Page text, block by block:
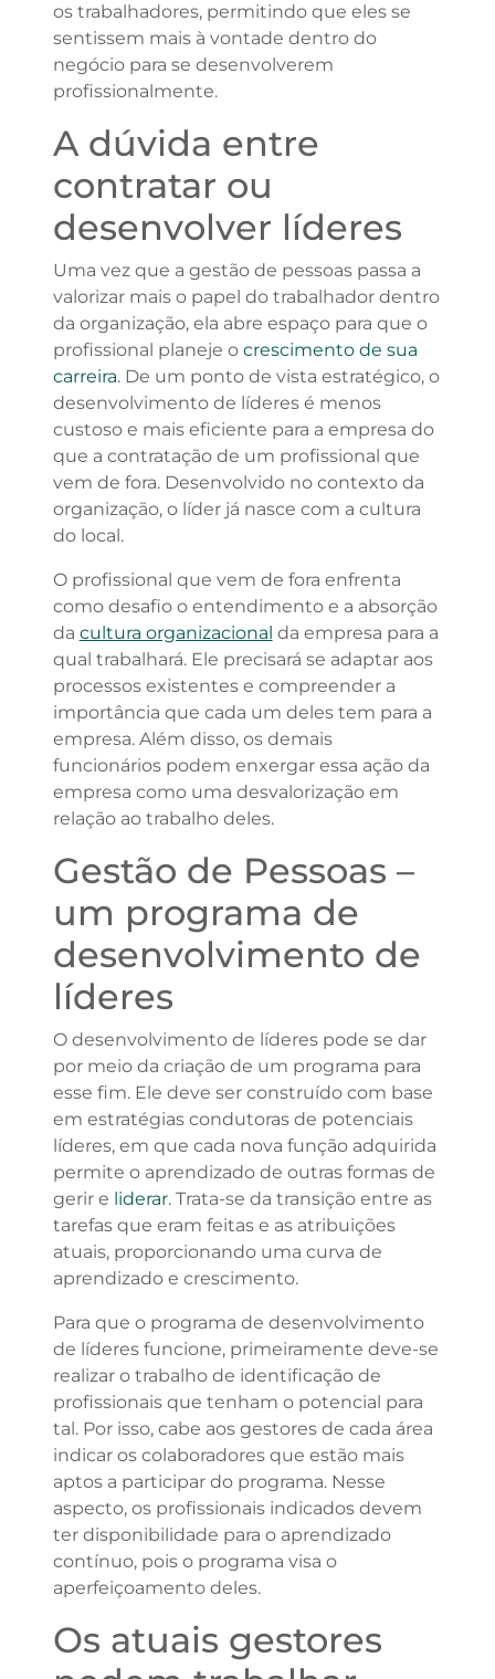
os trabalhadores, permitindo que eles se
sentissem mais à vontade dentro do
negócio para se desenvolverem
profissionalmente.
A dúvida entre
contratar ou
desenvolver líderes
Uma vez que a gestão de pessoas passa a
valorizar mais o papel do trabalhador dentro
da organização, ela abre espaço para que o
profissional planeje ocrescimento de sua
carreira. De um ponto de vista estratégico, o
desenvolvimento de líderes é menos
custoso e mais eficiente para a empresa do
que a contratação de um profissional que
vem de fora. Desenvolvido no contexto da
organização, o líder já nasce com a cultura
do local.
O profissional que vem de fora enfrenta
como desafio o entendimento e a absorção
da cultura organizacional da empresa para a
qual trabalhará. Ele precisará se adaptar aos
processos existentes e compreender a
importância que cada um deles tem para a
empresa. Além disso, os demais
funcionários podem enxergar essa ação da
empresa como uma desvalorização em
relação ao trabalho deles.
Gestão de Pessoas –
um programa de
desenvolvimento de
líderes
O desenvolvimento de líderes pode se dar
por meio da criação de um programa para
esse fim. Ele deve ser construído com base
em estratégias condutoras de potenciais
líderes, em que cada nova função adquirida
permite o aprendizado de outras formas de
gerir e liderar. Trata-se da transição entre as
tarefas que eram feitas e as atribuições
atuais, proporcionando uma curva de
aprendizado e crescimento.
Para que o programa de desenvolvimento
de líderes funcione, primeiramente deve-se
realizar o trabalho de identificação de
profissionais que tenham o potencial para
tal. Por isso, cabe aos gestores de cada área
indicar os colaboradores que estão mais
aptos a participar do programa. Nesse
aspecto, os profissionais indicados devem
ter disponibilidade para o aprendizado
contínuo, pois o programa visa o
aperfeiçoamento deles.
Os atuais gestores